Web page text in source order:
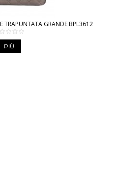
TRAPUNTATA GRANDE BPL3612
PIÙ